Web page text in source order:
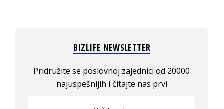
BIZLIFE NEWSLETTER
Pridružite se poslovnoj zajednici od 20000
najuspešnijih i čitajte nas prvi